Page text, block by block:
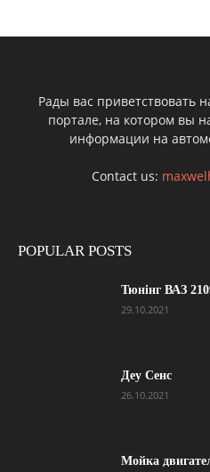
Рады вас приветствовать
портале, на котором вы
информации на
Contact us:
POPULAR POSTS
Тюнінг ВАЗ
29.10.2021
Деу Сенс
26.10.2021
Мойка